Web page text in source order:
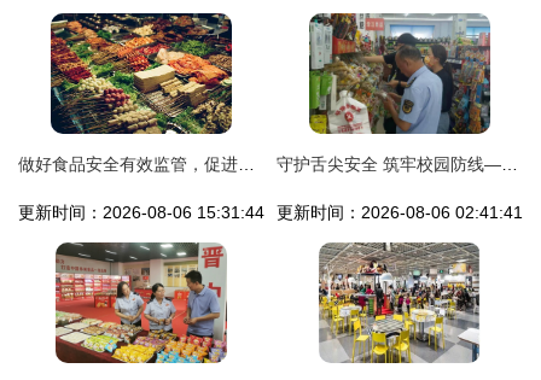
更新时间：2026-08-06 15:31:44 更新时间：2026-08-06 02:41:41